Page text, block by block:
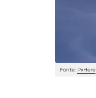
Fonte: PxHere